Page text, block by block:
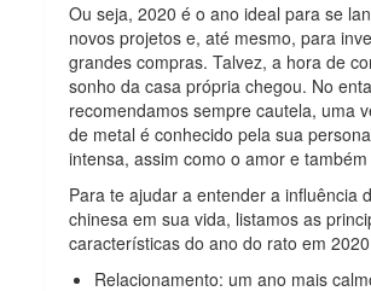
Ou seja, 2020 é o ano ideal para se
novos projetos e, até mesmo, para
grandes compras. Talvez, a hora de
sonho da casa própria chegou. No
recomendamos sempre cautela, uma
de metal é conhecido pela sua
intensa, assim como o amor e
Para te ajudar a entender a influência
chinesa em sua vida, listamos as
características do ano do rato em
Relacionamento: um ano mais